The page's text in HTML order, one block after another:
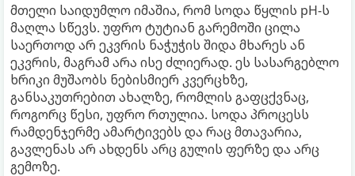
მთელი საიდუმლო იმაშია, რომ სოდა წყლის pH-ს
მაღლა სწევს. უფრო ტუტიან გარემოში ცილა
საერთოდ არ ეკვრის ნაჭუჭის შიდა მხარეს ან
ეკვრის, მაგრამ არა ისე ძლიერად. ეს სასარგებლო
ხრიკი მუშაობს ნებისმიერ კვერცხზე,
განსაკუთრებით ახალზე, რომლის გაფცქვნაც,
როგორც წესი, უფრო რთულია. სოდა პროცესს
რამდენჯერმე ამარტივებს და რაც მთავარია,
გავლენას არ ახდენს არც გულის ფერზე და არც
გემოზე.